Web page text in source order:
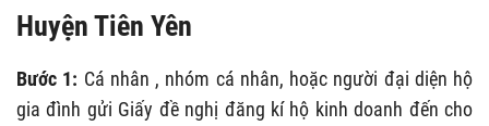
Huyện Tiên Yên
Bước 1: Cá nhân , nhóm cá nhân, hoặc người đại diện hộ
gia đình gửi Giấy đề nghị đăng kí hộ kinh doanh đến cho